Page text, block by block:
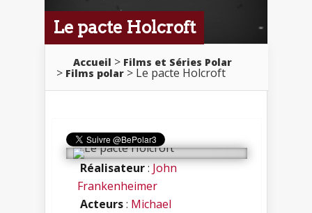
Le pacte Holcroft
Accueil
Films et Séries Polar
Films polar
Le pacte Holcroft
Réalisateur: John
Frankenheimer
Acteurs: Michael